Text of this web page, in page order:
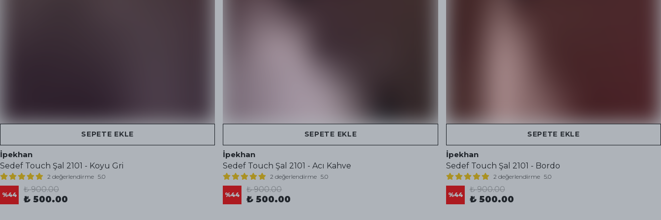
SEPETE EKLE
İpekhan
Sedef Touch Şal 2101 - Koyu Gri
2 değerlendirme 5.0
%44
₺ 900.00
₺ 500.00
SEPETE EKLE
İpekhan
Sedef Touch Şal 2101 - Acı Kahve
2 değerlendirme 5.0
%44
₺ 900.00
₺ 500.00
SEPETE EKLE
İpekhan
Sedef Touch Şal 2101 - Bordo
2 değerlendirme 5.0
%44
₺ 900.00
₺ 500.00